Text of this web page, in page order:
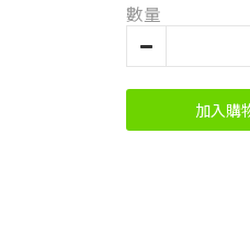
數量
加入購